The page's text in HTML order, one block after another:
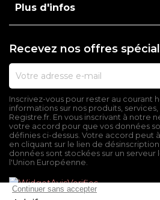
Plus d'infos
Recevez nos offres
Inscrivez-vous pour rester au courant
informations sur nos produits,
Registre.fr. En vous inscrivant à notre
votre accord pour que vos données
définies ci-dessus. Votre accord peut
en cliquant sur le lien de
données sont stockées sur un serveur
l'Union Européenne.